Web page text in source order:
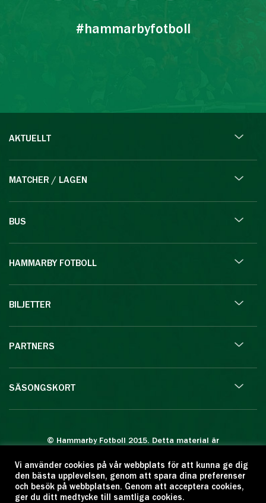
#hammarbyfotboll
AKTUELLT
MATCHER / LAGEN
BUS
HAMMARBY FOTBOLL
BILJETTER
PARTNERS
SÄSONGSKORT
© Hammarby Fotboll 2015. Detta material är
Eftertryck eller annan kopiering är förbjuden.
Citera oss gärna men ange källan:
www.hammarbyfotboll.se. Ansvarig utgivare:
Vi använder cookies på vår webbplats för att kunna ge dig
den bästa upplevelsen, genom att spara dina preferenser
och besök på webbplatsen. Genom att acceptera cookies,
ger du ditt medtycke till samtliga cookies.